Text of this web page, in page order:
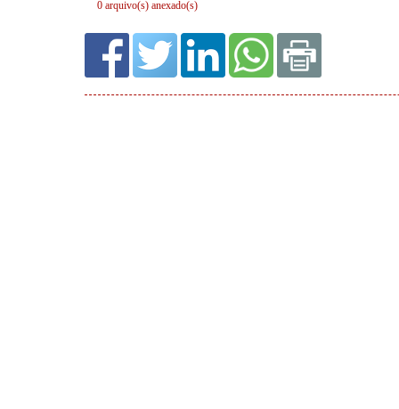
0 arquivo(s) anexado(s)